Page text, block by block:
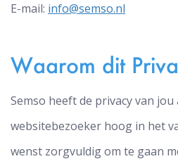
E-mail: info@semso.nl
Waarom dit
Semso heeft de privacy van
websitebezoeker hoog in het
wenst zorgvuldig om te gaan